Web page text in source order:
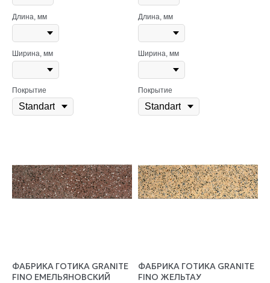
Длина, мм
Ширина, мм
Покрытие
Длина, мм
Ширина, мм
Покрытие
ФАБРИКА ГОТИКА GRANITE
FINO ЕМЕЛЬЯНОВСКИЙ
ФАБРИКА ГОТИКА GRANITE
FINO ЖЕЛЬТАУ